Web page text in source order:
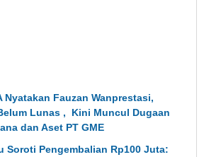
Nyatakan Fauzan Wanprestasi,
Lunas , Kini Muncul Dugaan
dan Aset PT GME
Soroti Pengembalian Rp100 Juta: